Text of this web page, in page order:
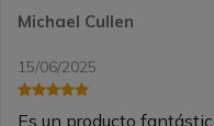
Michael Cullen
15/06/2025
Es un producto